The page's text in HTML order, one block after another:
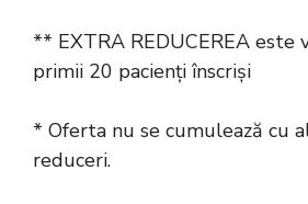
** EXTRA REDUCEREA este
primii 20 pacienți înscriși
* Oferta nu se cumulează cu
reduceri.